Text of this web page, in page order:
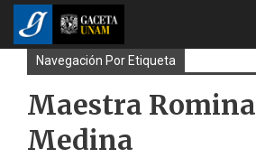
Navegación Por Etiqueta
Maestra Romina
Medina